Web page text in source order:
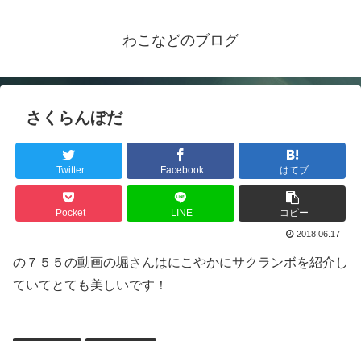
わこなどのブログ
さくらんぼだ
Twitter Facebook はてブ
Pocket LINE コピー
2018.06.17
の７５５の動画の堀さんはにこやかにサクランボを紹介し
ていてとても美しいです！